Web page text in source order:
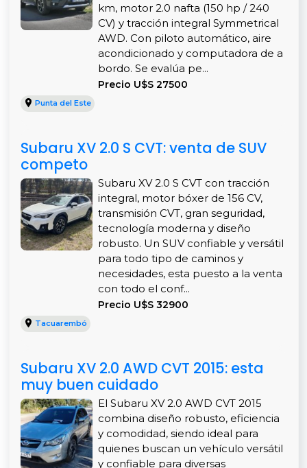
km, motor 2.0 nafta (150 hp / 240
CV) y tracción integral Symmetrical
AWD. Con piloto automático, aire
acondicionado y computadora de a
bordo. Se evalúa pe...
Precio U$S 27500
Punta del Este
Subaru XV 2.0 S CVT: venta de SUV
competo
Subaru XV 2.0 S CVT con tracción
integral, motor bóxer de 156 CV,
transmisión CVT, gran seguridad,
tecnología moderna y diseño
robusto. Un SUV confiable y versátil
para todo tipo de caminos y
necesidades, esta puesto a la venta
con todo el conf...
Precio U$S 32900
Tacuarembó
Subaru XV 2.0 AWD CVT 2015: esta
muy buen cuidado
El Subaru XV 2.0 AWD CVT 2015
combina diseño robusto, eficiencia
y comodidad, siendo ideal para
quienes buscan un vehículo versátil
y confiable para diversas